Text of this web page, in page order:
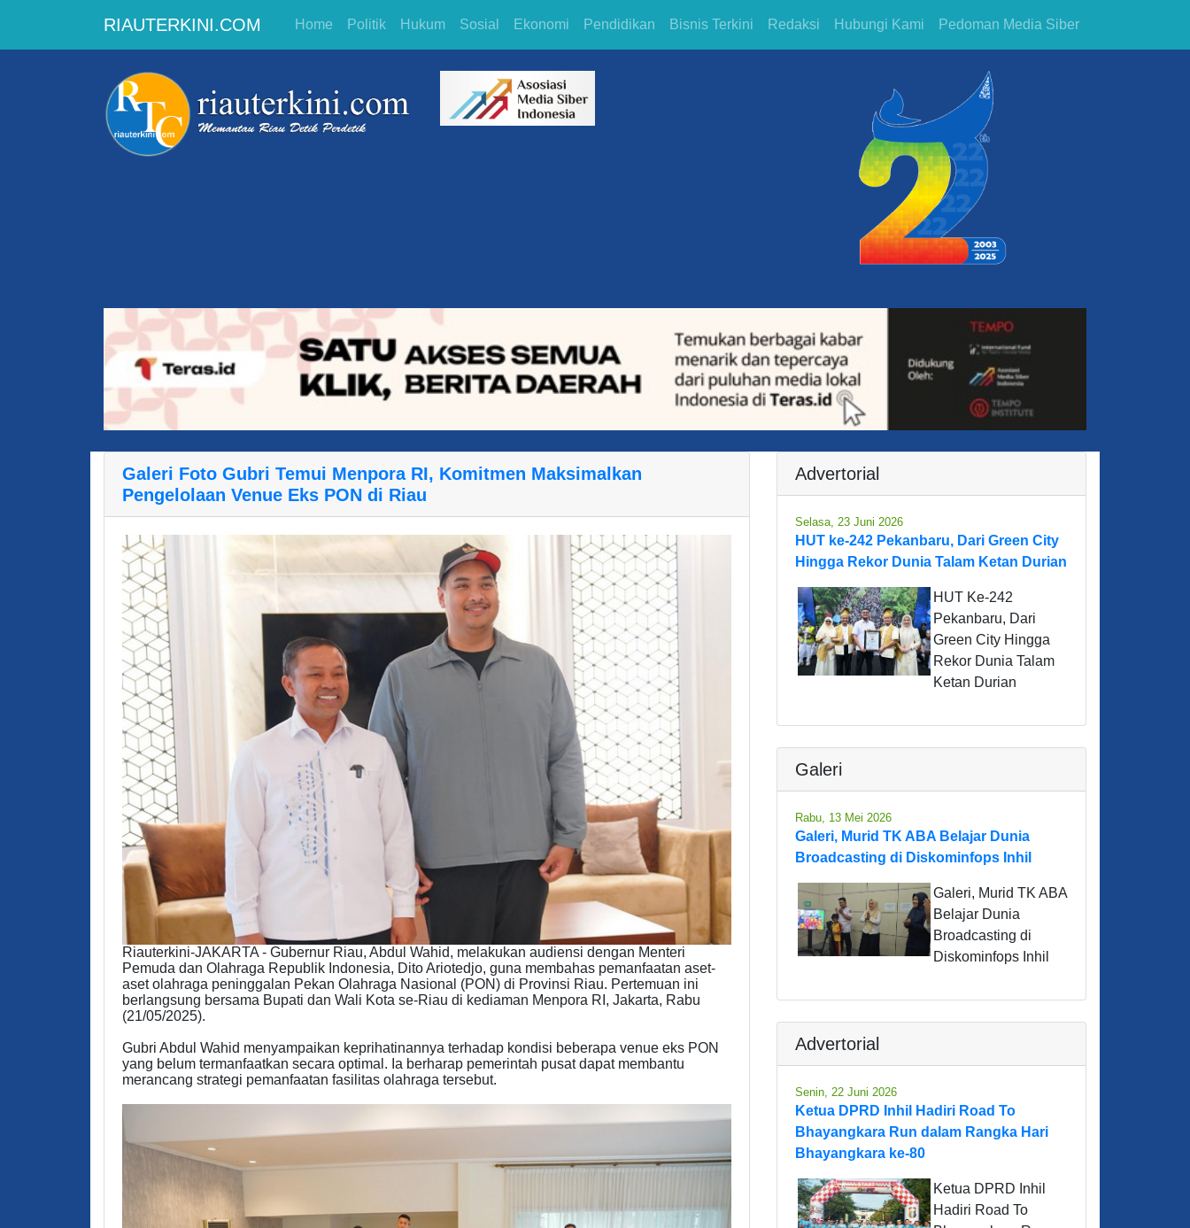
RIAUTERKINI.COM Home Politik Hukum Sosial Ekonomi Pendidikan Bisnis Terkini Redaksi Hubungi Kami Pedoman Media Siber
Galeri Foto Gubri Temui Menpora RI, Komitmen Maksimalkan
Pengelolaan Venue Eks PON di Riau
Riauterkini-JAKARTA - Gubernur Riau, Abdul Wahid, melakukan audiensi dengan Menteri
Pemuda dan Olahraga Republik Indonesia, Dito Ariotedjo, guna membahas pemanfaatan aset-
aset olahraga peninggalan Pekan Olahraga Nasional (PON) di Provinsi Riau. Pertemuan ini
berlangsung bersama Bupati dan Wali Kota se-Riau di kediaman Menpora RI, Jakarta, Rabu
(21/05/2025).
Gubri Abdul Wahid menyampaikan keprihatinannya terhadap kondisi beberapa venue eks PON
yang belum termanfaatkan secara optimal. Ia berharap pemerintah pusat dapat membantu
merancang strategi pemanfaatan fasilitas olahraga tersebut.
Advertorial
Selasa, 23 Juni 2026
HUT ke-242 Pekanbaru, Dari Green City
Hingga Rekor Dunia Talam Ketan Durian
HUT Ke-242
Pekanbaru, Dari
Green City Hingga
Rekor Dunia Talam
Ketan Durian
Galeri
Rabu, 13 Mei 2026
Galeri, Murid TK ABA Belajar Dunia
Broadcasting di Diskominfops Inhil
Galeri, Murid TK ABA
Belajar Dunia
Broadcasting di
Diskominfops Inhil
Advertorial
Senin, 22 Juni 2026
Ketua DPRD Inhil Hadiri Road To
Bhayangkara Run dalam Rangka Hari
Bhayangkara ke-80
Ketua DPRD Inhil
Hadiri Road To